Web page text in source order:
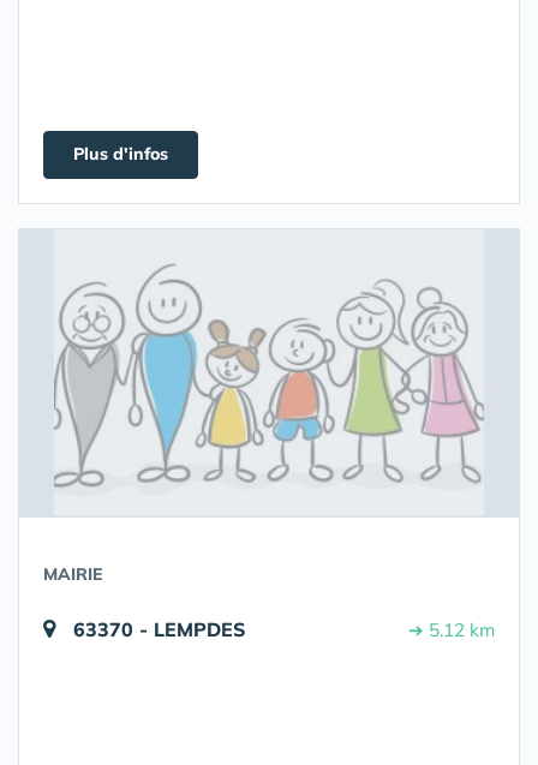
Plus d'infos
MAIRIE
63370 - LEMPDES ➔ 5.12 km